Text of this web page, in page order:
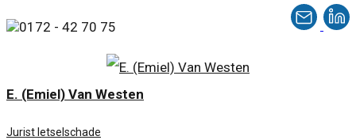
0172 - 42 70 75
E. (Emiel) Van Westen
Jurist letselschade